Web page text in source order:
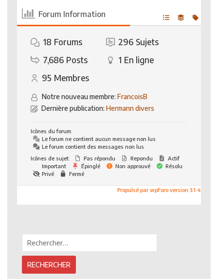
Forum Information
18 Forums 296 Sujets
7,686 Posts 1 En ligne
95 Membres
Notre nouveau membre: FrancoisB
Dernière publication: Hermann divers
Icônes du forum:
Le forum ne contient aucun message non lus
Le forum contient des messages non lus
Icônes de sujet:
Pas répondu Repondu
Actif
Important
Épinglé Non approuvé
Résolu
Privé
Fermé
Propulsé par wpForo version 3.1.4